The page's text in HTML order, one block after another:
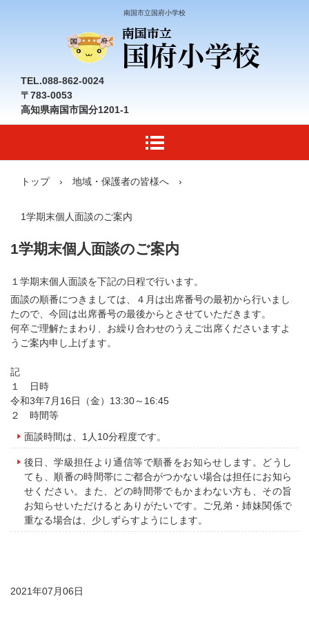
南国市立国府小学校
TEL.088-862-0024
〒783-0053
高知県南国市国分1201-1
トップ › 地域・保護者の皆様へ ›
1学期末個人面談のご案内
1学期末個人面談のご案内
１学期末個人面談を下記の日程で行います。
面談の順番につきましては、４月は出席番号の最初から行いまし
たので、今回は出席番号の最後からとさせていただきます。
何卒ご理解たまわり、お繰り合わせのうえご出席くださいますよ
うご案内申し上げます。
記
１ 日時
令和3年7月16日（金）13:30～16:45
２ 時間等
面談時間は、1人10分程度です。
後日、学級担任より通信等で順番をお知らせします。どうし
ても、順番の時間帯にご都合がつかない場合は担任にお知ら
せください。また、どの時間帯でもかまわない方も、その旨
お知らせいただけるとありがたいです。ご兄弟・姉妹関係で
重なる場合は、少しずらすようにします。
2021年07月06日